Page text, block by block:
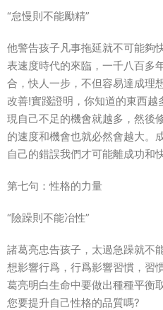
“怠慢則不能勵精”
他警告孩子凡事拖延就不可能夠
表速度時代的來臨，一千八百多
合，快人一步，不但容易達成理
改善!實踐證明，你知道的東西
現自己不足的機會就越多，然後
的速度和機會也就必然會越大。
自己的錯誤我們才可能離成功和
第七句：性格的力量
“險躁則不能冶性”
諸葛亮忠告孩子，太過急躁就不
想影響行爲，行爲影響習慣，習
葛亮明白生命中要做出種種平衡
您要提升自己性格的品質嗎?